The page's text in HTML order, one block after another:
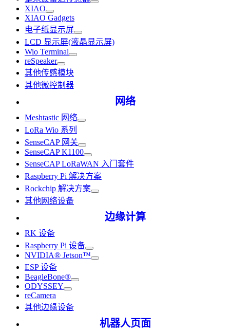
XIAO
XIAO Gadgets
电子纸显示屏
LCD 显示屏(液晶显示屏)
Wio Terminal
reSpeaker
其他传感模块
其他微控制器
网络
Meshtastic 网络
LoRa Wio 系列
SenseCAP 网关
SenseCAP K1100
SenseCAP LoRaWAN 入门套件
Raspberry Pi 解决方案
Rockchip 解决方案
其他网络设备
边缘计算
RK 设备
Raspberry Pi 设备
NVIDIA® Jetson™
ESP 设备
BeagleBone®
ODYSSEY
reCamera
其他边缘设备
机器人页面